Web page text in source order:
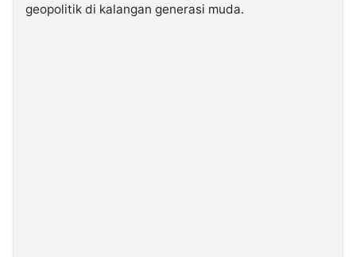
geopolitik di kalangan generasi muda.